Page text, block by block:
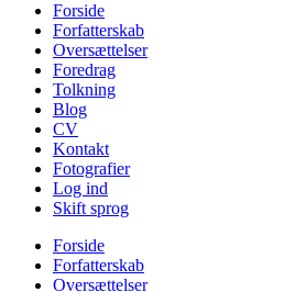
Forside
Forfatterskab
Oversættelser
Foredrag
Tolkning
Blog
CV
Kontakt
Fotografier
Log ind
Skift sprog
Forside
Forfatterskab
Oversættelser